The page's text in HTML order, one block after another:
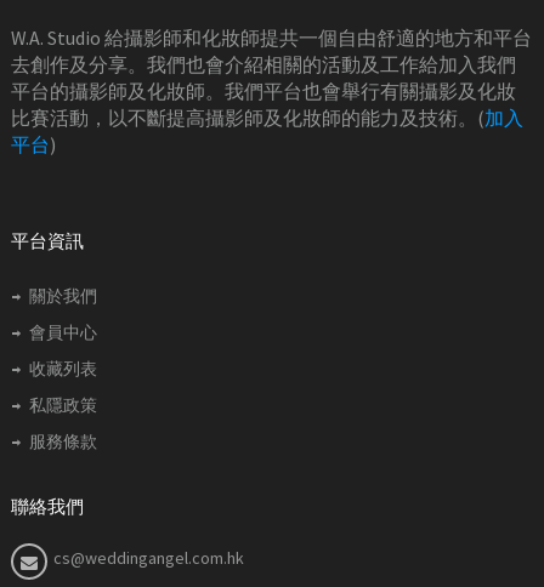
W.A. Studio 給攝影師和化妝師提共一個自由舒適的地方和平台
去創作及分享。我們也會介紹相關的活動及工作給加入我們
平台的攝影師及化妝師。我們平台也會舉行有關攝影及化妝
比賽活動，以不斷提高攝影師及化妝師的能力及技術。(加入
平台)
平台資訊
關於我們
會員中心
收藏列表
私隱政策
服務條款
聯絡我們
cs@weddingangel.com.hk